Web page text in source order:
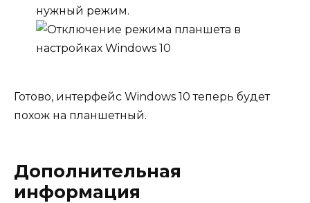
нужный режим.
Готово, интерфейс Windows 10 теперь будет
похож на планшетный.
Дополнительная
информация